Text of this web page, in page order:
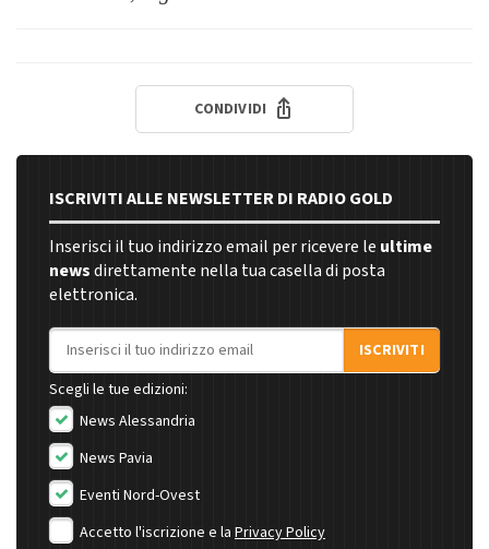
CONDIVIDI
ISCRIVITI ALLE NEWSLETTER DI RADIO GOLD
Inserisci il tuo indirizzo email per ricevere le ultime
newsdirettamente nella tua casella di posta
elettronica.
Indirizzo email
ISCRIVITI
Scegli le tue edizioni:
News Alessandria
News Pavia
Eventi Nord-Ovest
Accetto l'iscrizione e la Privacy Policy